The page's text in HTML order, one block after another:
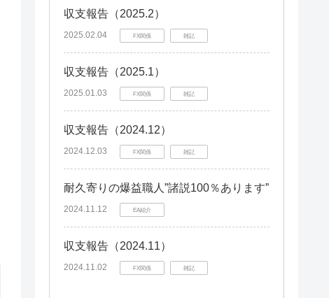
収支報告（2025.2）
2025.02.04 FX関係 雑記
収支報告（2025.1）
2025.01.03 FX関係 雑記
収支報告（2024.12）
2024.12.03 FX関係 雑記
耐久寄りの爆益職人”諸説100％あります”
2024.11.12 EA紹介
収支報告（2024.11）
2024.11.02 FX関係 雑記